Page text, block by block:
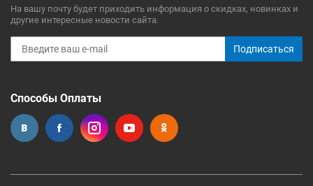
На вашу почту будет приходить информация о скидках, новинках и
другие интересные новости сайта.
Подписаться
Способы Оплаты